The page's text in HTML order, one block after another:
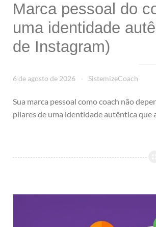
Marca pessoal do
uma identidade
de Instagram)
6 de agosto de 2026 SistemizeCoach
Sua marca pessoal como coach não
pilares de uma identidade autêntica que